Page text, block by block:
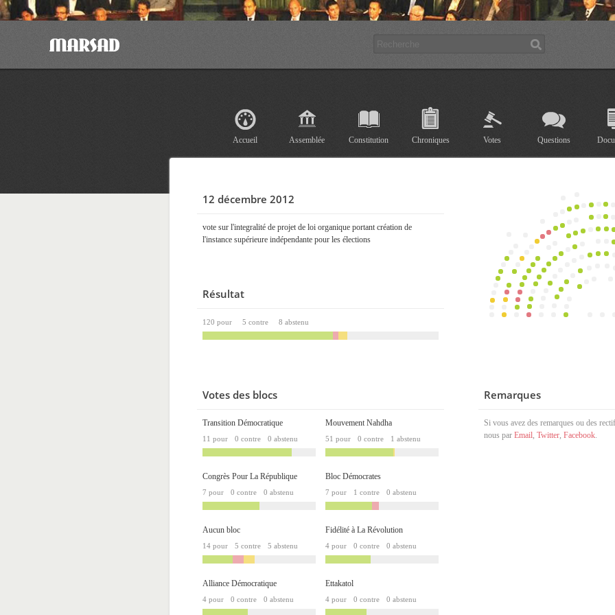
Accueil Assemblée Constitution Chroniques Votes Questions
12 décembre 2012
vote sur l'integralité de projet de loi organique portant création de
l'instance supérieure indépendante pour les élections
Résultat
120 pour 5 contre 8 abstenu
Votes des blocs
Transition Démocratique
11 pour 0 contre 0 abstenu
Mouvement Nahdha
51 pour 0 contre 1 abstenu
Congrès Pour La République
7 pour 0 contre 0 abstenu
Bloc Démocrates
7 pour 1 contre 0 abstenu
Aucun bloc
14 pour 5 contre 5 abstenu
Fidélité à La Révolution
4 pour 0 contre 0 abstenu
Alliance Démocratique
4 pour 0 contre 0 abstenu
Ettakatol
4 pour 0 contre 0 abstenu
Remarques
Si vous avez des remarques ou des
nous par Email, Twitter, Facebook.